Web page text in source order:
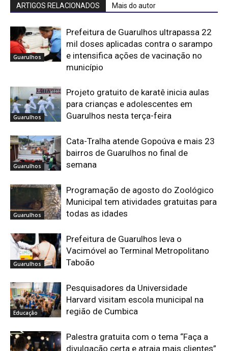
ARTIGOS RELACIONADOS Mais do autor
Guarulhos
Prefeitura de Guarulhos ultrapassa 22
mil doses aplicadas contra o sarampo
e intensifica ações de vacinação no
município
Guarulhos
Projeto gratuito de karatê inicia aulas
para crianças e adolescentes em
Guarulhos nesta terça-feira
Guarulhos
Cata-Tralha atende Gopoúva e mais 23
bairros de Guarulhos no final de
semana
Guarulhos
Programação de agosto do Zoológico
Municipal tem atividades gratuitas para
todas as idades
Guarulhos
Prefeitura de Guarulhos leva o
Vacimóvel ao Terminal Metropolitano
Taboão
Educação
Pesquisadores da Universidade
Harvard visitam escola municipal na
região de Cumbica
Palestra gratuita com o tema “Faça a
divulgação certa e atraia mais clientes”